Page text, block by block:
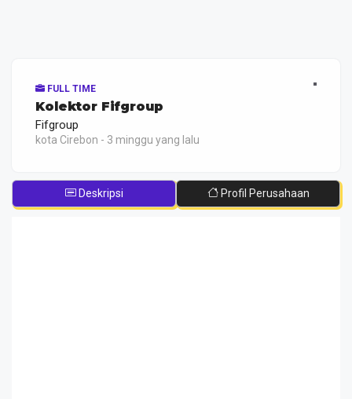
FULL TIME
Kolektor Fifgroup
Fifgroup
kota Cirebon - 3 minggu yang lalu
Deskripsi Profil Perusahaan